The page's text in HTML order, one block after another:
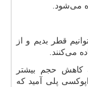
می‌شود.
قطر بدیم و از
می‌کنند.
کاهش حجم بیشتر
پلی آمید که